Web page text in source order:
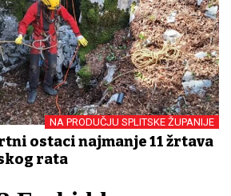
NA PRODUČJU SPLITSKE ŽUPANIJE
ostaci najmanje 11 žrtava
rata